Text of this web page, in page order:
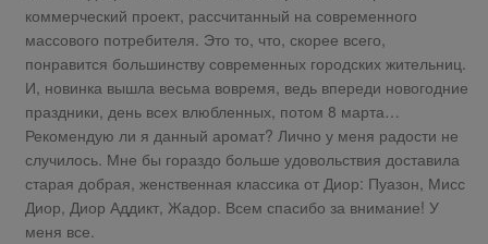
коммерческий проект, рассчитанный на современного
массового потребителя. Это то, что, скорее всего,
понравится большинству современных городских жительниц.
И, новинка вышла весьма вовремя, ведь впереди новогодние
праздники, день всех влюбленных, потом 8 марта…
Рекомендую ли я данный аромат? Лично у меня радости не
случилось. Мне бы гораздо больше удовольствия доставила
старая добрая, женственная классика от Диор: Пуазон, Мисс
Диор, Диор Аддикт, Жадор. Всем спасибо за внимание! У
меня все.